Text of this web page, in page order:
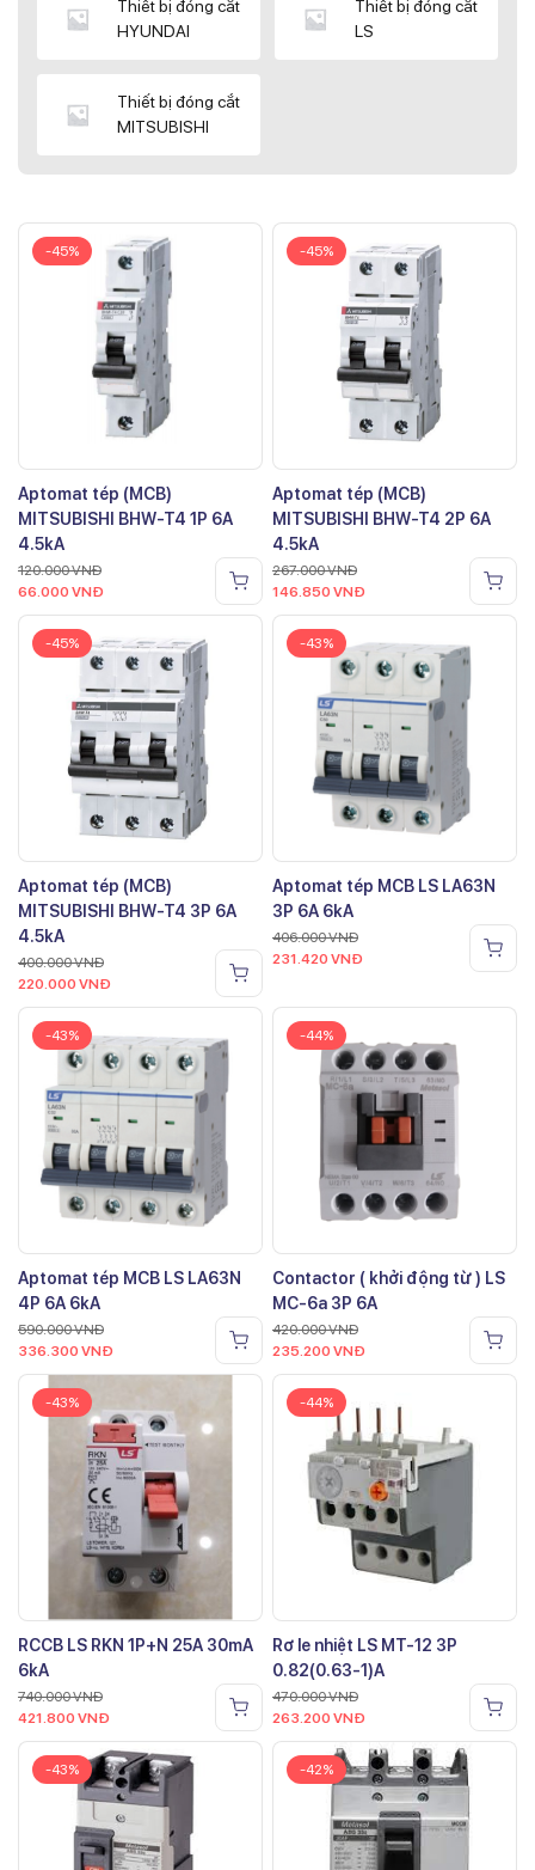
Thiết bị đóng cắt
HYUNDAI
Thiết bị đóng cắt
LS
Thiết bị đóng cắt
MITSUBISHI
-45%
Aptomat tép (MCB)
MITSUBISHI BHW-T4 1P 6A
4.5kA
120.000VNĐ
66.000 VNĐ
-45%
Aptomat tép (MCB)
MITSUBISHI BHW-T4 2P 6A
4.5kA
267.000VNĐ
146.850 VNĐ
-45%
Aptomat tép (MCB)
MITSUBISHI BHW-T4 3P 6A
4.5kA
400.000VNĐ
220.000 VNĐ
-43%
Aptomat tép MCB LS LA63N
3P 6A 6kA
406.000VNĐ
231.420 VNĐ
-43%
Aptomat tép MCB LS LA63N
4P 6A 6kA
590.000VNĐ
336.300 VNĐ
-44%
Contactor ( khởi động từ ) LS
MC-6a 3P 6A
420.000VNĐ
235.200 VNĐ
-43%
RCCB LS RKN 1P+N 25A 30mA
6kA
740.000VNĐ
421.800 VNĐ
-44%
Rơ le nhiệt LS MT-12 3P
0.82(0.63-1)A
470.000VNĐ
263.200 VNĐ
-43% -42%